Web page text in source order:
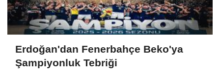
Erdoğan'dan Fenerbahçe Beko'ya
Şampiyonluk Tebriği